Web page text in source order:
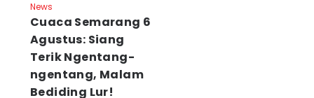
Tidur? 4
Fatal
Disadari
Jelang Akhir
Pekan, Jadwal KRL
Solo-Jogja Hari Ini
Jumat 7 Agustus,
Lengkap!
News
Cuaca Semarang 6
Agustus: Siang
Terik Ngentang-
ngentang, Malam
Bediding Lur!